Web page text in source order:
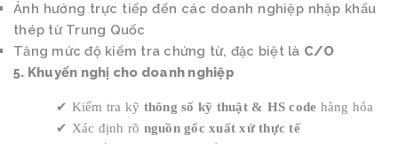
Ảnh hưởng trực tiếp đến các doanh nghiệp nhập khẩu
thép từ Trung Quốc
Tăng mức độ kiểm tra chứng từ, đặc biệt là C/O
5. Khuyến nghị cho doanh nghiệp
✔ Kiểm tra kỹ thông số kỹ thuật & HS code hàng hóa
✔ Xác định rõ nguồn gốc xuất xứ thực tế